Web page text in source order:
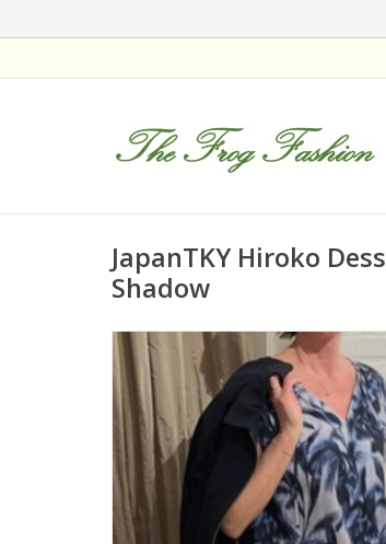
JapanTKY Hiroko
Shadow